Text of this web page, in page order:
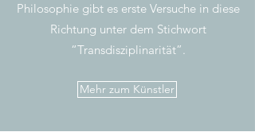
Philosophie gibt es erste Versuche in diese
Richtung unter dem Stichwort
“Transdisziplinarität”.
Mehr zum Künstler